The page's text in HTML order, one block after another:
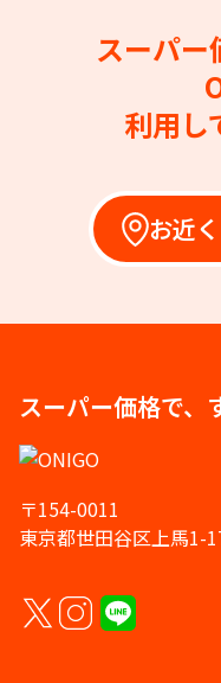
スーパー
利用し
お近
スーパー価格で、
〒154-0011
東京都世田谷区上馬1-